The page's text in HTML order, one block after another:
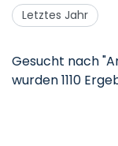
Letztes Jahr
Gesucht nach
wurden 1110